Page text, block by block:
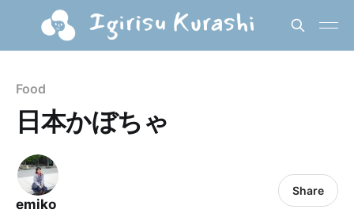
Food
日本かぼちゃ
emiko
Share